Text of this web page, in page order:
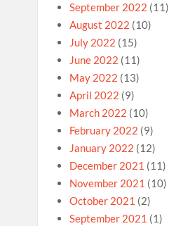
September 2022 (11)
August 2022 (10)
July 2022 (15)
June 2022 (11)
May 2022 (13)
April 2022 (9)
March 2022 (10)
February 2022 (9)
January 2022 (12)
December 2021 (11)
November 2021 (10)
October 2021 (2)
September 2021 (1)